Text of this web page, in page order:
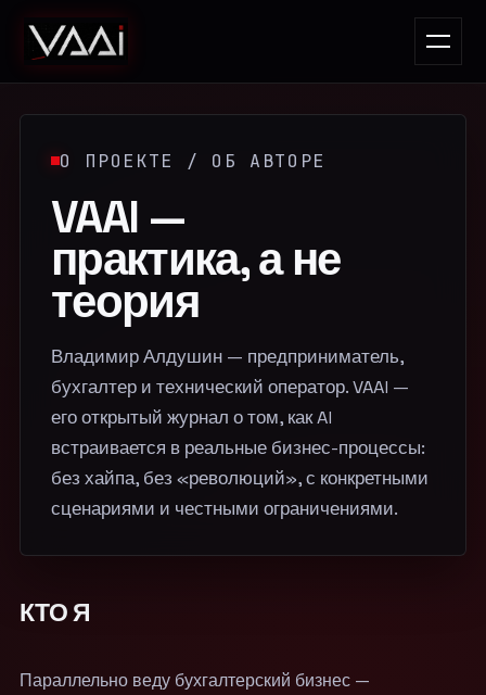
О ПРОЕКТЕ / ОБ АВТОРЕ
VAAI —
практика, а не
теория
Владимир Алдушин — предприниматель,
бухгалтер и технический оператор. VAAI —
его открытый журнал о том, как AI
встраивается в реальные бизнес-процессы:
без хайпа, без «революций», с конкретными
сценариями и честными ограничениями.
КТО Я
Параллельно веду бухгалтерский бизнес —